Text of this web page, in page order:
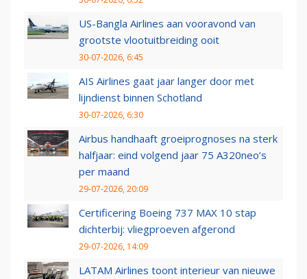
US-Bangla Airlines aan vooravond van
grootste vlootuitbreiding ooit
30-07-2026, 6:45
AIS Airlines gaat jaar langer door met
lijndienst binnen Schotland
30-07-2026, 6:30
Airbus handhaaft groeiprognoses na sterk
halfjaar: eind volgend jaar 75 A320neo’s
per maand
29-07-2026, 20:09
Certificering Boeing 737 MAX 10 stap
dichterbij: vliegproeven afgerond
29-07-2026, 14:09
LATAM Airlines toont interieur van nieuwe